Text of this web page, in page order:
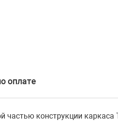
оплате
конструкции